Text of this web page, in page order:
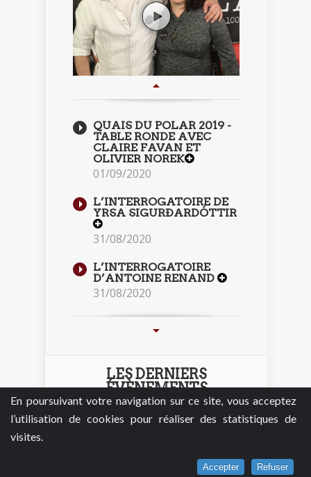
En poursuivant votre navigation sur ce site, vous acceptez
l’utilisation de cookies pour réaliser des statistiques de
visites.
Accepter Refuser
QUAIS DU POLAR 2019 -
TABLE RONDE AVEC
CLAIRE FAVAN ET
OLIVIER NOREK
01/09/2020
L’INTERROGATOIRE DE
YRSA SIGURÐARDÓTTIR
31/08/2020
L’INTERROGATOIRE
D’ANTOINE RENAND
31/08/2020
LES DERNIERS
ÉVÈNEMENTS